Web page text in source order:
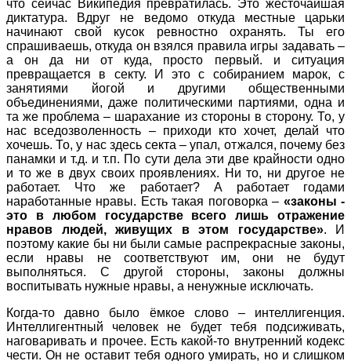
что сейчас Википедия превратилась. Это жесточайшая
диктатура. Вдруг не ведомо откуда местные царьки
начинают свой кусок ревностно охранять. Ты его
спрашиваешь, откуда он взялся правила игры задавать –
а он да ни от куда, просто первый. и ситуация
превращается в секту. И это с собиранием марок, с
занятиями йогой и другими общественными
объединениями, даже политическими партиями, одна и
та же проблема – шарахание из стороны в сторону. То, у
нас вседозволенность – приходи кто хочет, делай что
хочешь. То, у нас здесь секта – упал, отжался, почему без
панамки и т.д. и т.п. По сути дела эти две крайности одно
и то же в двух своих проявлениях. Ни то, ни другое не
работает. Что же работает? А работает годами
наработанные нравы. Есть такая поговорка – «законы -
это в любом государстве всего лишь отражение
нравов людей, живущих в этом государстве». И
поэтому какие бы ни были самые распрекрасные законы,
если нравы не соответствуют им, они не будут
выполняться. С другой стороны, законы должны
воспитывать нужные нравы, а ненужные исключать.
Когда-то давно было ёмкое слово – интеллигенция.
Интеллигентный человек не будет тебя подсиживать,
наговаривать и прочее. Есть какой-то внутренний кодекс
чести. Он не оставит тебя одного умирать, но и слишком